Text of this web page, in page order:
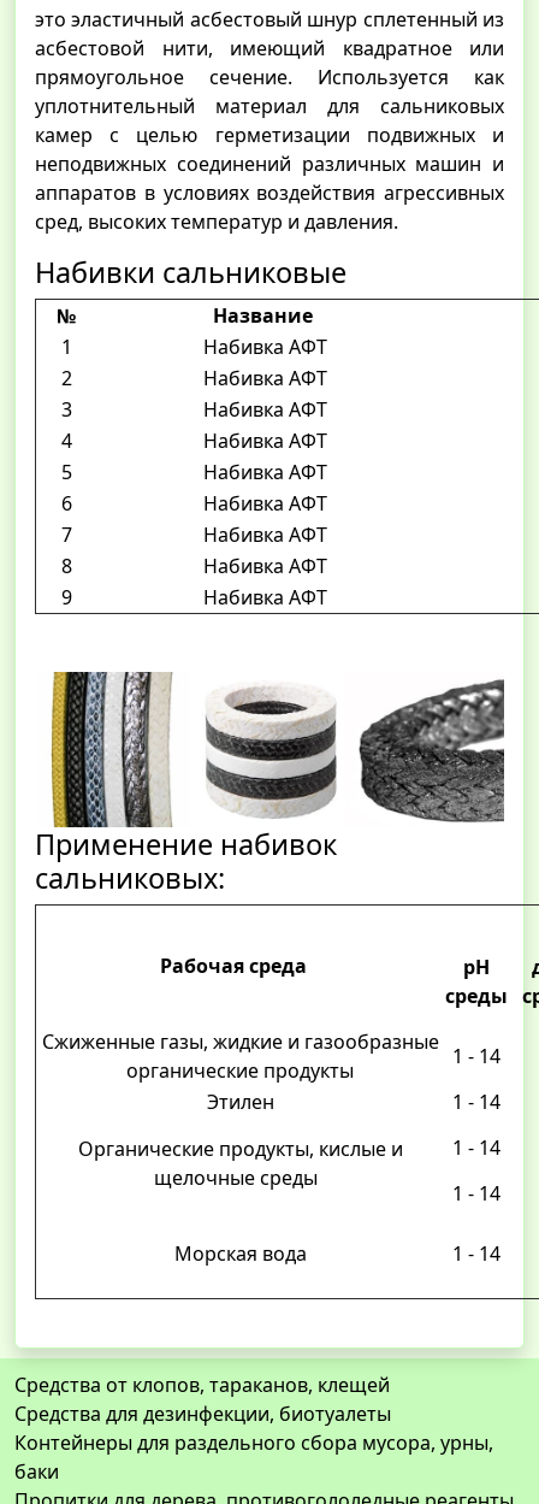
это эластичный асбестовый шнур сплетенный из
асбестовой нити, имеющий квадратное или
прямоугольное сечение. Используется как
уплотнительный материал для сальниковых
камер с целью герметизации подвижных и
неподвижных соединений различных машин и
аппаратов в условиях воздействия агрессивных
сред, высоких температур и давления.
Набивки сальниковые
№
Название
1
Набивка АФТ
2
Набивка АФТ
3
Набивка АФТ
4
Набивка АФТ
5
Набивка АФТ
6
Набивка АФТ
7
Набивка АФТ
8
Набивка АФТ
9
Набивка АФТ
Применение набивок
сальниковых:
Рабочая среда
рН
среды
Сжиженные газы, жидкие и газообразные
органические продукты
1 - 14
Этилен
1 - 14
Органические продукты, кислые и
щелочные среды
1 - 14
1 - 14
Морская вода 1 - 14
Средства от клопов, тараканов, клещей
Средства для дезинфекции, биотуалеты
Контейнеры для раздельного сбора мусора, урны,
баки